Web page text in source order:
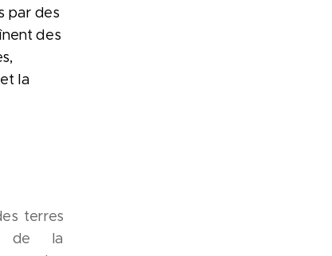
par des
des
la
terres
de la